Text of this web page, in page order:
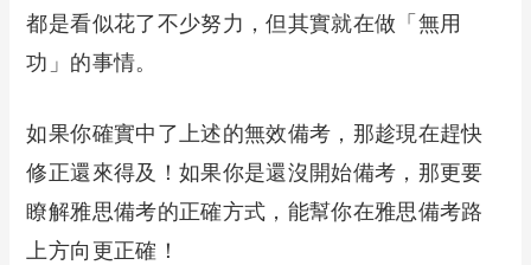
都是看似花了不少努力，但其實就在做「無用
功」的事情。
如果你確實中了上述的無效備考，那趁現在趕快
修正還來得及！如果你是還沒開始備考，那更要
瞭解雅思備考的正確方式，能幫你在雅思備考路
上方向更正確！